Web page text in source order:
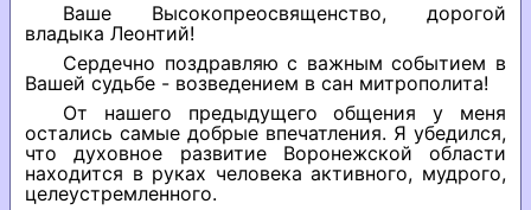
Ваше Высокопреосвященство, дорогой
владыка Леонтий!
Сердечно поздравляю с важным событием в
Вашей судьбе - возведением в сан митрополита!
От нашего предыдущего общения у меня
остались самые добрые впечатления. Я убедился,
что духовное развитие Воронежской области
находится в руках человека активного, мудрого,
целеустремленного.